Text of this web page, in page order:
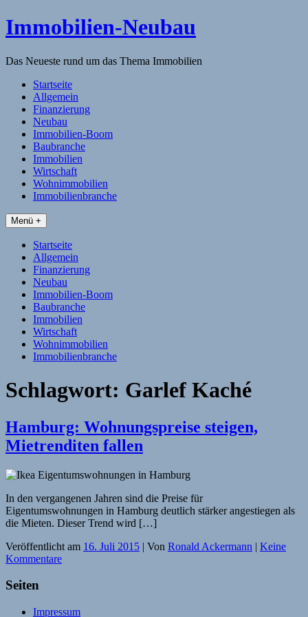
Skip
to
Immobilien-Neubau
Das Neueste rund um das Thema Immobilien
Startseite
Allgemein
Finanzierung
Neubau
Immobilien-Boom
Baubranche
Immobilien
Wirtschaft
Wohnimmobilien
Immobilienbranche
Menü +
Startseite
Allgemein
Finanzierung
Neubau
Immobilien-Boom
Baubranche
Immobilien
Wirtschaft
Wohnimmobilien
Immobilienbranche
Schlagwort: Garlef Kaché
Hamburg: Wohnungspreise steigen,
Mietrenditen fallen
In den vergangenen Jahren sind die Preise für
Eigentumswohnungen in Hamburg deutlich stärker angestiegen als
die Mieten. Dieser Trend wird […]
Veröffentlicht am 16. Juli 2015 | Von Ronald Ackermann | Keine
Kommentare
Seiten
Impressum